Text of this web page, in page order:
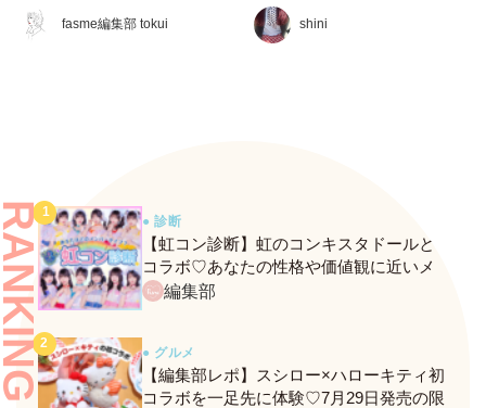
fasme編集部 tokui
る”『ギガマート展』に行っ
てきた♡
shini
ルコース
● 診断
【虹コン診断】虹のコンキスタドールと
コラボ♡あなたの性格や価値観に近いメ
ンバーがわかる、fasmeの新診断がスター
編集部
● グルメ
【編集部レポ】スシロー×ハローキティ初
コラボを一足先に体験♡7月29日発売の限